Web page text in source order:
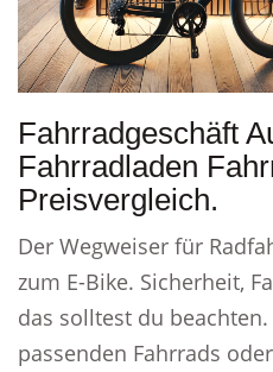
Fahrradgeschäft
Fahrradladen
Preisvergleich.
Der Wegweiser für
zum E-Bike. Sicherheit,
das solltest du
passenden Fahrrads